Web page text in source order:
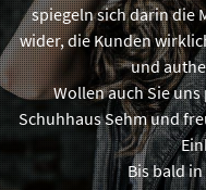
spiegeln sich darin die
wider, die Kunden
und
Wollen auch Sie
Schuhhaus Sehm und
Bis bald